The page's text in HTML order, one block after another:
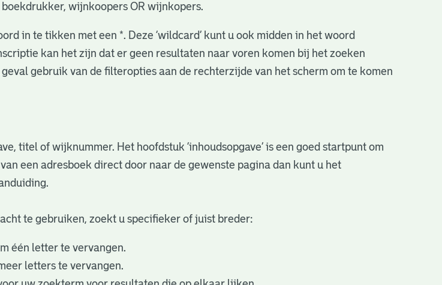
wijnkoopers OR wijnkopers.
in te tikken met een *. Deze ‘wildcard’ kunt u ook midden in het woord
kan het zijn dat er geen resultaten naar voren komen bij het zoeken
gebruik van de filteropties aan de rechterzijde van het scherm om te komen
titel of wijknummer. Het hoofdstuk ‘inhoudsopgave’ is een goed startpunt om
een adresboek direct door naar de gewenste pagina dan kunt u het
te gebruiken, zoekt u specifieker of juist breder:
één letter te vervangen.
letters te vervangen.